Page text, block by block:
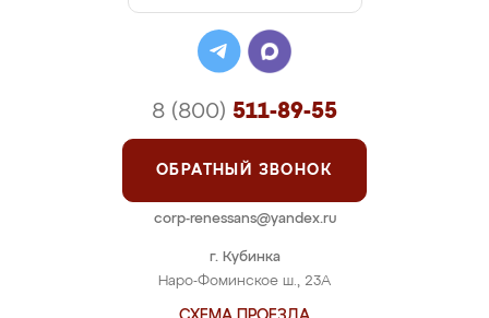
г. Кубинка
Наро-Фоминское ш., 23А
8 (800) 511-89-55
ОБРАТНЫЙ ЗВОНОК
corp-renessans@yandex.ru